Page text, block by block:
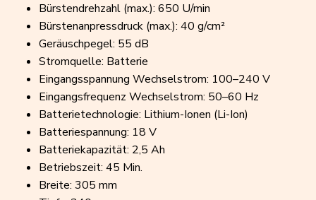
Bürstendrehzahl (max.): 650 U/min
Bürstenanpressdruck (max.): 40 g/cm²
Geräuschpegel: 55 dB
Stromquelle: Batterie
Eingangsspannung Wechselstrom: 100–240 V
Eingangsfrequenz Wechselstrom: 50–60 Hz
Batterietechnologie: Lithium-Ionen (Li-Ion)
Batteriespannung: 18 V
Batteriekapazität: 2,5 Ah
Betriebszeit: 45 Min.
Breite: 305 mm